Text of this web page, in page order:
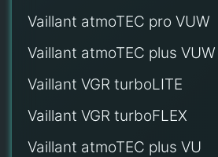
Vaillant atmoTEC pro VUW
Vaillant atmoTEC plus VUW
Vaillant VGR turboLITE
Vaillant VGR turboFLEX
Vaillant atmoTEC plus VU